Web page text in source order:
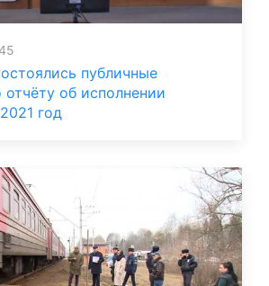
публичные
об исполнении
год